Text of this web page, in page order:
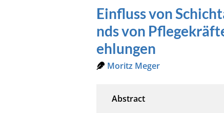
Einfluss von
nds von
ehlungen
Moritz Meger